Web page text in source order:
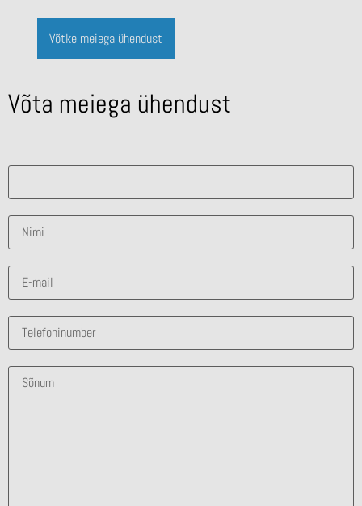
Võtke meiega ühendust
Võta meiega ühendust